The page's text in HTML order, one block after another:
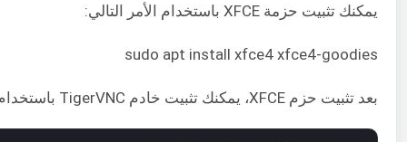
يمكنك تثبيت حزمة XFCE باستخدام الأمر التالي:
sudo apt install xfce4 xfce4-goodies
بعد تثبيت حزم XFCE، يمكنك تثبيت خادم TigerVNC باستخدام الأمر التالي: